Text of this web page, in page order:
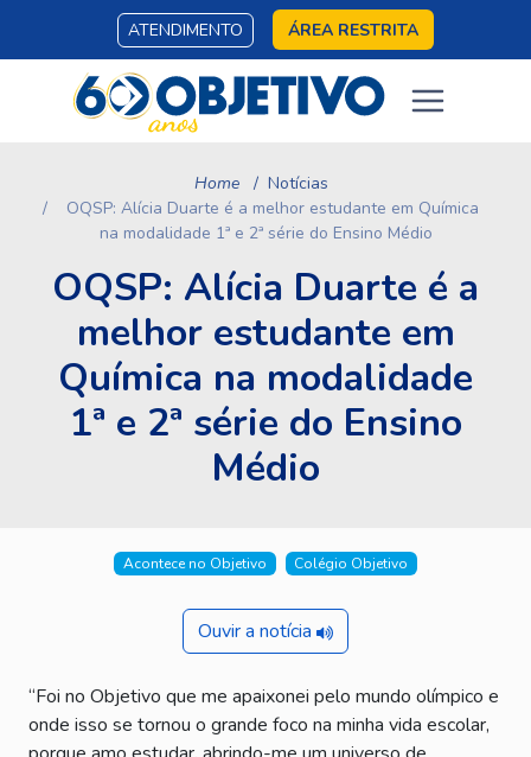
ATENDIMENTO ÁREA RESTRITA
Home
Notícias
OQSP: Alícia Duarte é a melhor estudante em Química
na modalidade 1ª e 2ª série do Ensino Médio
OQSP: Alícia Duarte é a
melhor estudante em
Química na modalidade
1ª e 2ª série do Ensino
Médio
Acontece no Objetivo Colégio Objetivo
Ouvir a notícia
“Foi no Objetivo que me apaixonei pelo mundo olímpico e
onde isso se tornou o grande foco na minha vida escolar,